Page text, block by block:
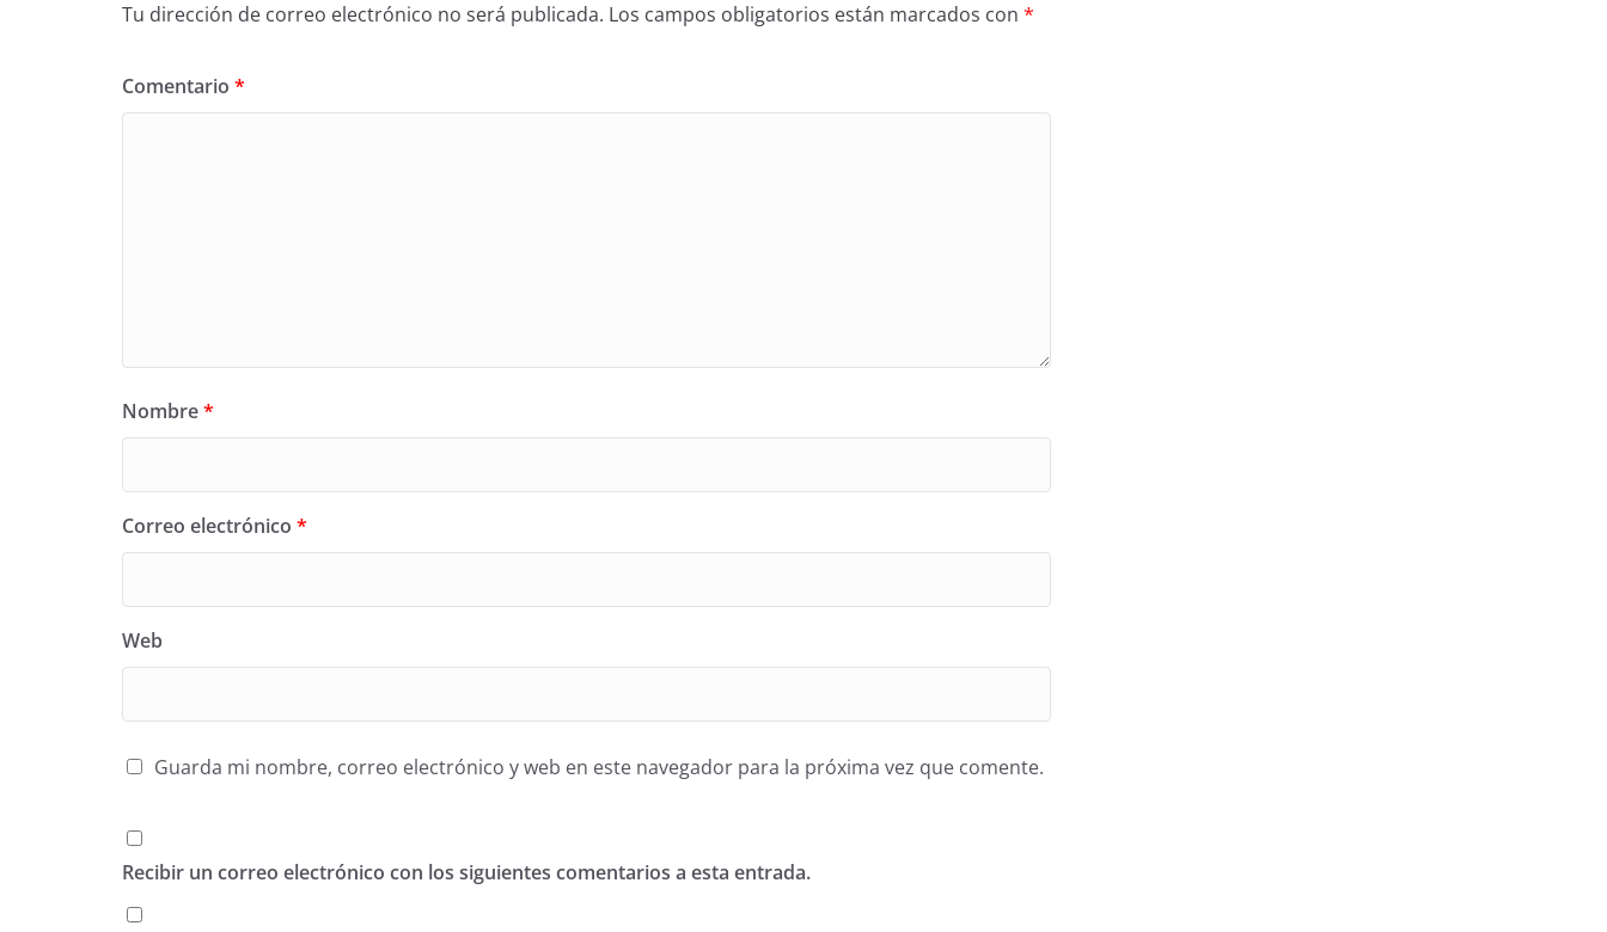
Tu dirección de correo electrónico no será publicada. Los campos obligatorios están marcados con *
Comentario *
Nombre*
Correo electrónico *
Web
Guarda mi nombre, correo electrónico y web en este navegador para la próxima vez que comente.
Recibir un correo electrónico con los siguientes comentarios a esta entrada.